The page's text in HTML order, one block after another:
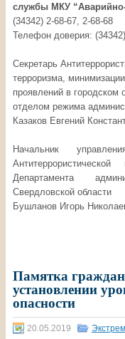
службы МКУ
(34342) 2-68-67, 2-68-68
Телефон доверия:
Секретарь
терроризма,
проявлений в городском
отделом режима
Казаков Евгений
Начальник
Департамента
Свердловской области
Бушланов Игорь
Памятка
установлении
опасности
20.05.2019